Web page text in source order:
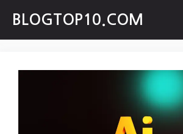
content
BLOGTOP10.COM